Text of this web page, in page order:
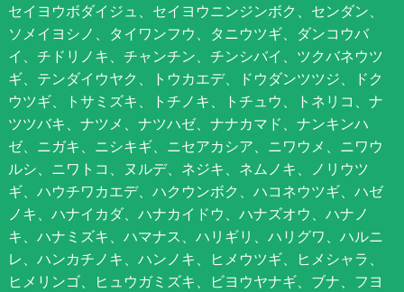
セイヨウボダイジュ、セイヨウニンジンボク、センダン、
ソメイヨシノ、タイワンフウ、タニウツギ、ダンコウバ
イ、チドリノキ、チャンチン、チンシバイ、ツクバネウツ
ギ、テンダイウヤク、トウカエデ、ドウダンツツジ、ドク
ウツギ、トサミズキ、トチノキ、トチュウ、トネリコ、ナ
ツツバキ、ナツメ、ナツハゼ、ナナカマド、ナンキンハ
ゼ、ニガキ、ニシキギ、ニセアカシア、ニワウメ、ニワウ
ルシ、ニワトコ、ヌルデ、ネジキ、ネムノキ、ノリウツ
ギ、ハウチワカエデ、ハクウンボク、ハコネウツギ、ハゼ
ノキ、ハナイカダ、ハナカイドウ、ハナズオウ、ハナノ
キ、ハナミズキ、ハマナス、ハリギリ、ハリグワ、ハルニ
レ、ハンカチノキ、ハンノキ、ヒメウツギ、ヒメシャラ、
ヒメリンゴ、ヒュウガミズキ、ビヨウヤナギ、ブナ、フヨ